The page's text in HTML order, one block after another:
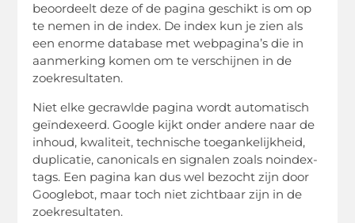
beoordeelt deze of de pagina geschikt is om op
te nemen in de index. De index kun je zien als
een enorme database met webpagina’s die in
aanmerking komen om te verschijnen in de
zoekresultaten.
Niet elke gecrawlde pagina wordt automatisch
geïndexeerd. Google kijkt onder andere naar de
inhoud, kwaliteit, technische toegankelijkheid,
duplicatie, canonicals en signalen zoals noindex-
tags. Een pagina kan dus wel bezocht zijn door
Googlebot, maar toch niet zichtbaar zijn in de
zoekresultaten.